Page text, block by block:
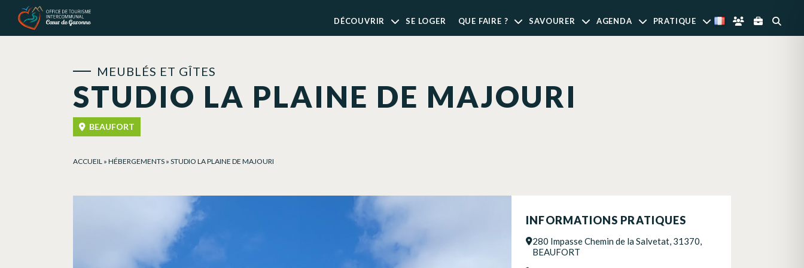
DÉCOUVRIR SE LOGER QUE FAIRE ? SAVOURER AGENDA PRATIQUE
STUDIO LA PLAINE DE MAJOURI
MEUBLÉS ET GÎTES
BEAUFORT
ACCUEIL » HÉBERGEMENTS » STUDIO LA PLAINE DE MAJOURI
INFORMATIONS PRATIQUES
280 Impasse Chemin de la Salvetat, 31370,
BEAUFORT
Panneau de gestion des cookies